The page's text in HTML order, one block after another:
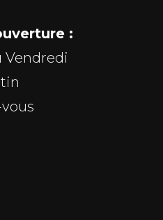
:
Vendredi